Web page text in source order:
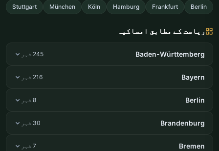
Berlin
Frankfurt
Hamburg
Köln
München
Stuttgart
ریاست کے مطابق امساکیہ
Baden-Württemberg 245 شہر
Bayern 216 شہر
Berlin 8 شہر
Brandenburg 30 شہر
Bremen 7 شہر